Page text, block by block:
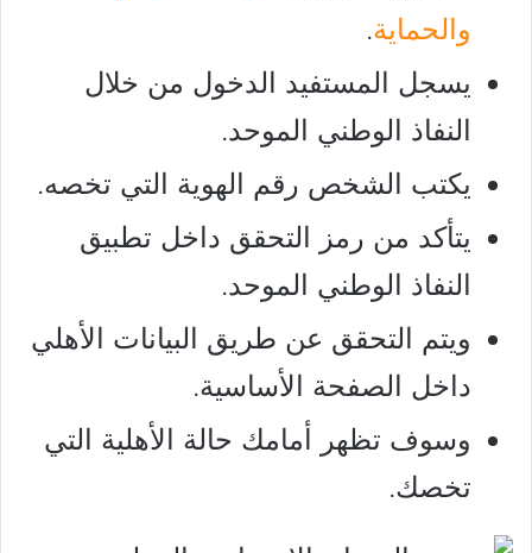
والحماية.
يسجل المستفيد الدخول من خلال
النفاذ الوطني الموحد.
يكتب الشخص رقم الهوية التي تخصه.
يتأكد من رمز التحقق داخل تطبيق
النفاذ الوطني الموحد.
ويتم التحقق عن طريق البيانات الأهلي
داخل الصفحة الأساسية.
وسوف تظهر أمامك حالة الأهلية التي
تخصك.